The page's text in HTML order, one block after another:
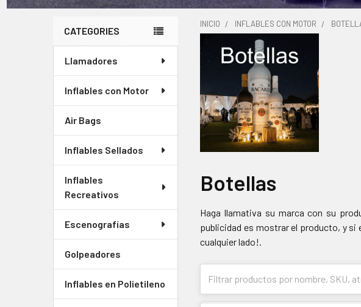
Barra
lateral
CATEGORIES
Llamadores
Inflables con Motor
Air Bags
Inflables Sellados
Inflables
Recreativos
Escenografías
Golpeadores
Inflables en Polietileno
INICIO INFLABLES CON MOTOR
Botellas
Haga llamativa su marca con su
publicidad es mostrar el producto, y si
cualquier lado!.